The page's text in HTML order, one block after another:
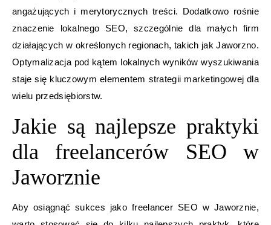
angażujących i merytorycznych treści. Dodatkowo rośnie
znaczenie lokalnego SEO, szczególnie dla małych firm
działających w określonych regionach, takich jak Jaworzno.
Optymalizacja pod kątem lokalnych wyników wyszukiwania
staje się kluczowym elementem strategii marketingowej dla
wielu przedsiębiorstw.
Jakie są najlepsze praktyki
dla freelancerów SEO w
Jaworznie
Aby osiągnąć sukces jako freelancer SEO w Jaworznie,